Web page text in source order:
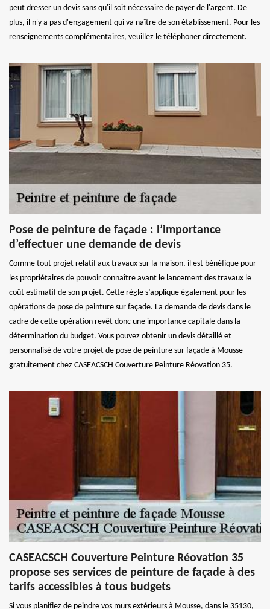
peut dresser un devis sans qu'il soit nécessaire de payer de l'argent. De
plus, il n'y a pas d'engagement qui va naître de son établissement. Pour les
renseignements complémentaires, veuillez le téléphoner directement.
Pose de peinture de façade : l’importance
d’effectuer une demande de devis
Comme tout projet relatif aux travaux sur la maison, il est bénéfique pour
les propriétaires de pouvoir connaître avant le lancement des travaux le
coût estimatif de son projet. Cette règle s’applique également pour les
opérations de pose de peinture sur façade. La demande de devis dans le
cadre de cette opération revêt donc une importance capitale dans la
détermination du budget. Vous pouvez obtenir un devis détaillé et
personnalisé de votre projet de pose de peinture sur façade à Mousse
gratuitement chez CASEACSCH Couverture Peinture Réovation 35.
CASEACSCH Couverture Peinture Réovation 35
propose ses services de peinture de façade à des
tarifs accessibles à tous budgets
Si vous planifiez de peindre vos murs extérieurs à Mousse, dans le 35130,